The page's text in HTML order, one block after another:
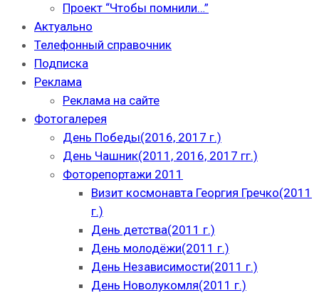
Проект “Чтобы помнили…”
Актуально
Телефонный справочник
Подписка
Реклама
Реклама на сайте
Фотогалерея
День Победы(2016, 2017 г.)
День Чашник(2011, 2016, 2017 гг.)
Фоторепортажи 2011
Визит космонавта Георгия Гречко(2011
г.)
День детства(2011 г.)
День молодёжи(2011 г.)
День Независимости(2011 г.)
День Новолукомля(2011 г.)